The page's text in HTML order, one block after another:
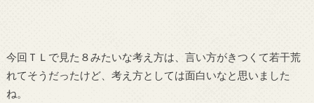
今回ＴＬで見た８みたいな考え方は、言い方がきつくて若干荒
れてそうだったけど、考え方としては面白いなと思いました
ね。